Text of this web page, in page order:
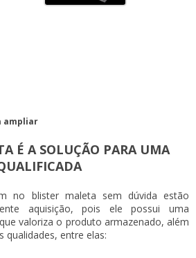
ampliar
É A SOLUÇÃO PARA UMA
no blister maleta sem dúvida estão
aquisição, pois ele possui uma
valoriza o produto armazenado, além
qualidades, entre elas: